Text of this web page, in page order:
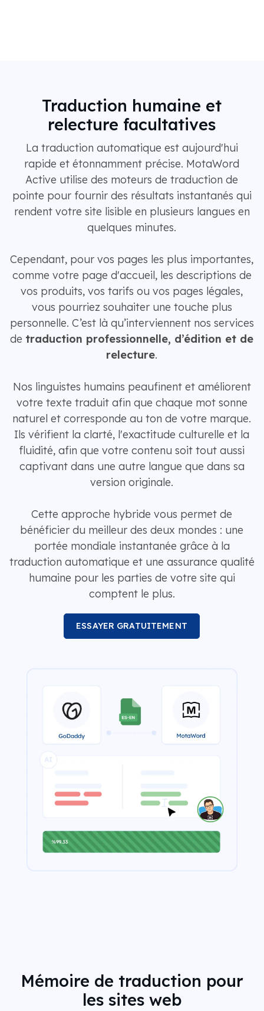
Traduction humaine et
relecture facultatives
La traduction automatique est aujourd'hui
rapide et étonnamment précise. MotaWord
Active utilise des moteurs de traduction de
pointe pour fournir des résultats instantanés qui
rendent votre site lisible en plusieurs langues en
quelques minutes.
Cependant, pour vos pages les plus importantes,
comme votre page d'accueil, les descriptions de
vos produits, vos tarifs ou vos pages légales,
vous pourriez souhaiter une touche plus
personnelle. C’est là qu’interviennent nos services
de traduction professionnelle, d’édition et de
relecture.
Nos linguistes humains peaufinent et améliorent
votre texte traduit afin que chaque mot sonne
naturel et corresponde au ton de votre marque.
Ils vérifient la clarté, l'exactitude culturelle et la
fluidité, afin que votre contenu soit tout aussi
captivant dans une autre langue que dans sa
version originale.
Cette approche hybride vous permet de
bénéficier du meilleur des deux mondes : une
portée mondiale instantanée grâce à la
traduction automatique et une assurance qualité
humaine pour les parties de votre site qui
comptent le plus.
ESSAYER GRATUITEMENT
Mémoire de traduction pour
les sites web